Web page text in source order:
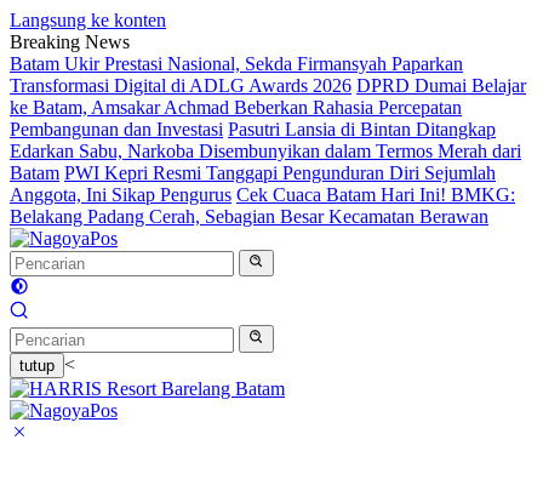
Langsung ke konten
Breaking News
Batam Ukir Prestasi Nasional, Sekda Firmansyah Paparkan
Transformasi Digital di ADLG Awards 2026 DPRD Dumai Belajar
ke Batam, Amsakar Achmad Beberkan Rahasia Percepatan
Pembangunan dan Investasi Pasutri Lansia di Bintan Ditangkap
Edarkan Sabu, Narkoba Disembunyikan dalam Termos Merah dari
Batam PWI Kepri Resmi Tanggapi Pengunduran Diri Sejumlah
Anggota, Ini Sikap Pengurus Cek Cuaca Batam Hari Ini! BMKG:
Belakang Padang Cerah, Sebagian Besar Kecamatan Berawan
tutup <